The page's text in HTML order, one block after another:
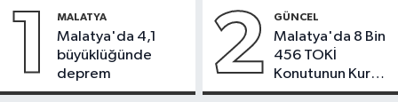
1 MALATYA
Malatya'da 4,1
büyüklüğünde
deprem
2 GÜNCEL
Malatya'da 8 Bin
456 TOKİ
Konutunun Kurası
Bugün Çekiliyor